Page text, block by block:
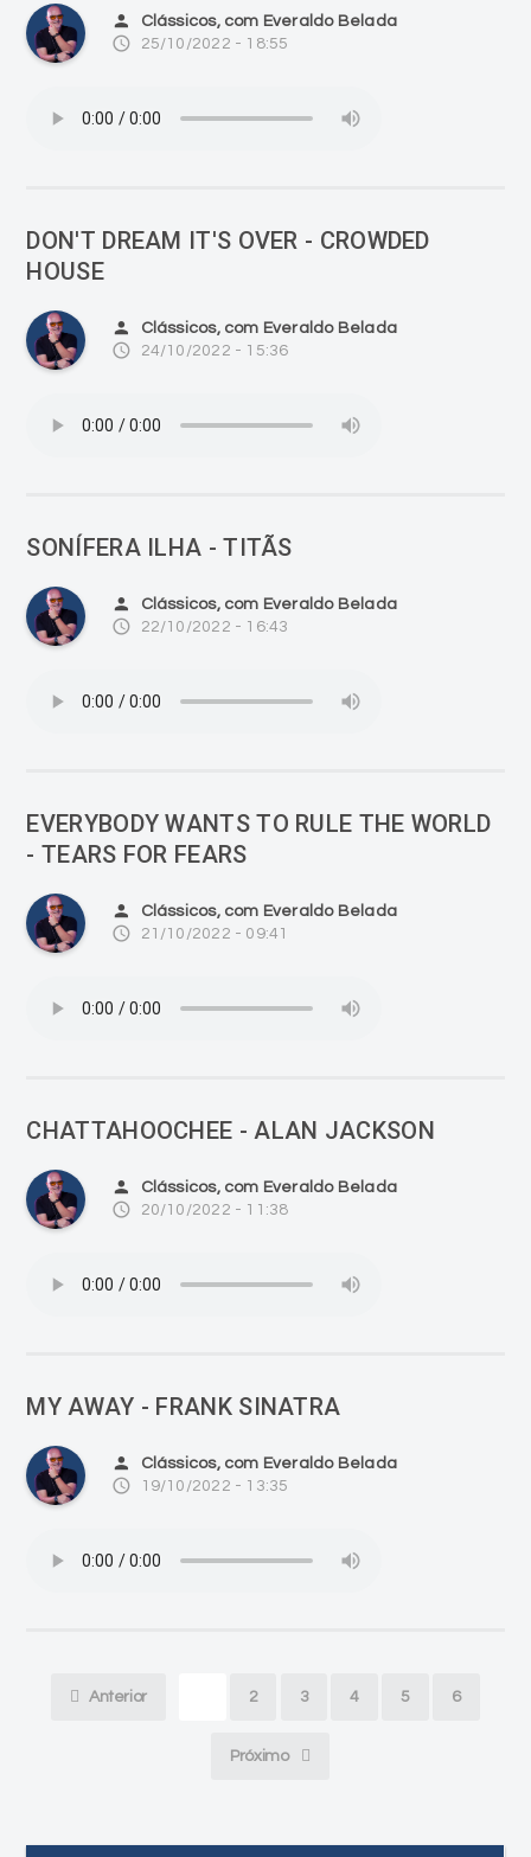
person Clássicos, com Everaldo Belada
access_time 25/10/2022 - 18:55
DON'T DREAM IT'S OVER - CROWDED
HOUSE
person Clássicos, com Everaldo Belada
access_time 24/10/2022 - 15:36
SONÍFERA ILHA - TITÃS
person Clássicos, com Everaldo Belada
access_time 22/10/2022 - 16:43
EVERYBODY WANTS TO RULE THE WORLD
- TEARS FOR FEARS
person Clássicos, com Everaldo Belada
access_time 21/10/2022 - 09:41
CHATTAHOOCHEE - ALAN JACKSON
person Clássicos, com Everaldo Belada
access_time 20/10/2022 - 11:38
MY AWAY - FRANK SINATRA
person Clássicos, com Everaldo Belada
access_time 19/10/2022 - 13:35
Anterior 2 3 4 5 6
Próximo